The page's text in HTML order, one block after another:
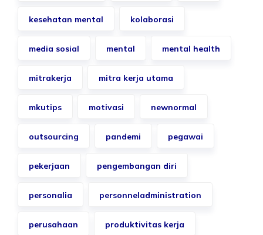
kesehatan mental kolaborasi
media sosial mental mental health
mitrakerja mitra kerja utama
mkutips motivasi newnormal
outsourcing pandemi pegawai
pekerjaan pengembangan diri
personalia personneladministration
perusahaan produktivitas kerja